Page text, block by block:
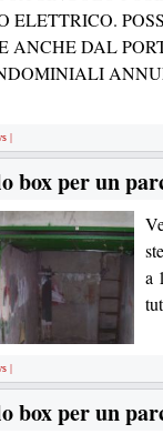
ELETTRICO.
ANCHE DAL
|
box per un
a
|
box per un